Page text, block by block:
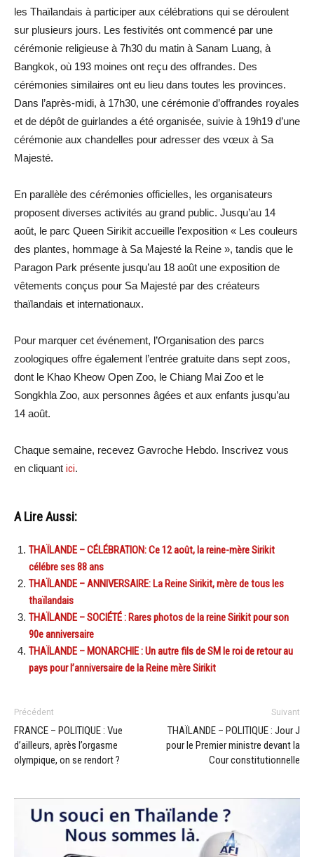
les Thaïlandais à participer aux célébrations qui se déroulent
sur plusieurs jours. Les festivités ont commencé par une
cérémonie religieuse à 7h30 du matin à Sanam Luang, à
Bangkok, où 193 moines ont reçu des offrandes. Des
cérémonies similaires ont eu lieu dans toutes les provinces.
Dans l’après-midi, à 17h30, une cérémonie d’offrandes royales
et de dépôt de guirlandes a été organisée, suivie à 19h19 d’une
cérémonie aux chandelles pour adresser des vœux à Sa
Majesté.
En parallèle des cérémonies officielles, les organisateurs
proposent diverses activités au grand public. Jusqu’au 14
août, le parc Queen Sirikit accueille l’exposition « Les couleurs
des plantes, hommage à Sa Majesté la Reine », tandis que le
Paragon Park présente jusqu’au 18 août une exposition de
vêtements conçus pour Sa Majesté par des créateurs
thaïlandais et internationaux.
Pour marquer cet événement, l’Organisation des parcs
zoologiques offre également l’entrée gratuite dans sept zoos,
dont le Khao Kheow Open Zoo, le Chiang Mai Zoo et le
Songkhla Zoo, aux personnes âgées et aux enfants jusqu’au
14 août.
Chaque semaine, recevez Gavroche Hebdo. Inscrivez vous
en cliquant ici.
A Lire Aussi:
THAÏLANDE – CÉLÉBRATION: Ce 12 août, la reine-mère Sirikit
célébre ses 88 ans
THAÏLANDE – ANNIVERSAIRE: La Reine Sirikit, mère de tous les
thaïlandais
THAÏLANDE – SOCIÉTÉ : Rares photos de la reine Sirikit pour son
90e anniversaire
THAÏLANDE – MONARCHIE : Un autre fils de SM le roi de retour au
pays pour l’anniversaire de la Reine mère Sirikit
Précédent
FRANCE – POLITIQUE : Vue
d’ailleurs, après l’orgasme
olympique, on se rendort ?
Suivant
THAÏLANDE – POLITIQUE : Jour J
pour le Premier ministre devant la
Cour constitutionnelle